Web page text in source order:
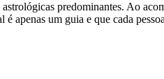
predominantes. Ao
apenas um guia e que cada